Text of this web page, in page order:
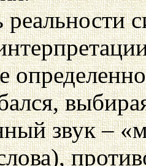
звук –